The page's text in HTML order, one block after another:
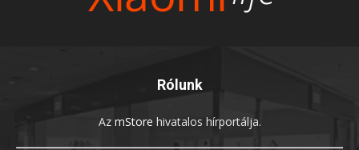
Rólunk
Az mStore hivatalos hírportálja.